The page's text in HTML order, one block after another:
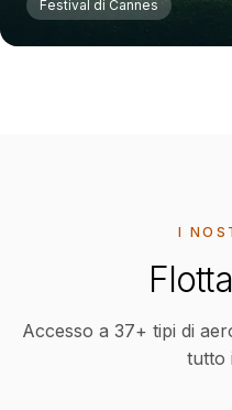
Festival di Cannes
I
Flotta
Accesso a 37+ tipi di
tutto